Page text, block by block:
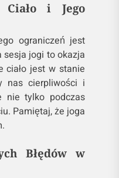
Ciało i Jego
ograniczeń jest
sesja jogi to okazja
ciało jest w stanie
nas cierpliwości i
nie tylko podczas
Pamiętaj, że joga
Błędów w